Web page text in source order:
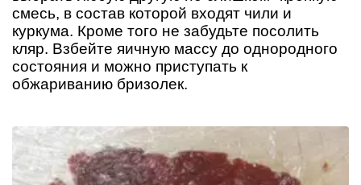
смесь, в состав которой входят чили и
куркума. Кроме того не забудьте посолить
кляр. Взбейте яичную массу до однородного
состояния и можно приступать к
обжариванию бризолек.